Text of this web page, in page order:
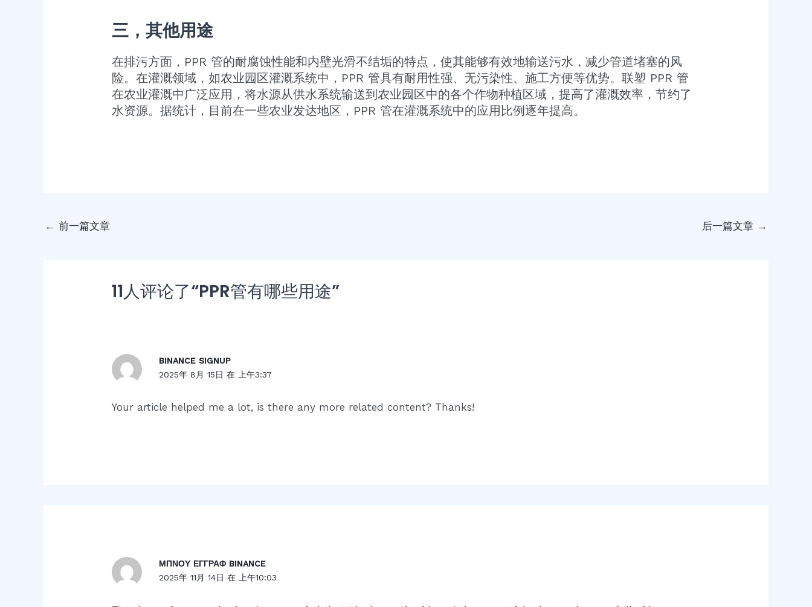
三，其他用途
在排污方面，PPR 管的耐腐蚀性能和内壁光滑不结垢的特点，使其能够有效地输送污水，减少管道堵塞的风
险。在灌溉领域，如农业园区灌溉系统中，PPR 管具有耐用性强、无污染性、施工方便等优势。联塑 PPR 管
在农业灌溉中广泛应用，将水源从供水系统输送到农业园区中的各个作物种植区域，提高了灌溉效率，节约了
水资源。据统计，目前在一些农业发达地区，PPR 管在灌溉系统中的应用比例逐年提高。
← 前一篇文章 后一篇文章 →
11人评论了“PPR管有哪些用途”
BINANCE SIGNUP
2025年 8月 15日 在 上午3:37
Your article helped me a lot, is there any more related content? Thanks!
ΜΠΝΟΥ ΕΓΓΡΑΦ BINANCE
2025年 11月 14日 在 上午10:03